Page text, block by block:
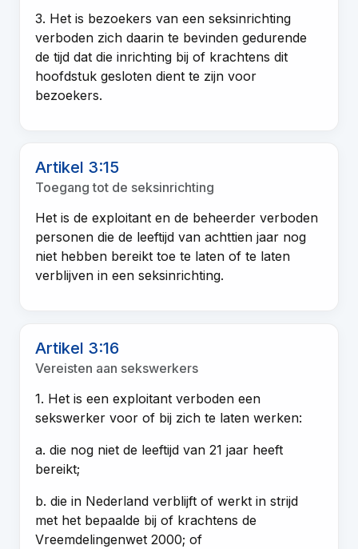
3. Het is bezoekers van een seksinrichting
verboden zich daarin te bevinden gedurende
de tijd dat die inrichting bij of krachtens dit
hoofdstuk gesloten dient te zijn voor
bezoekers.
Artikel 3:15
Toegang tot de seksinrichting
Het is de exploitant en de beheerder verboden
personen die de leeftijd van achttien jaar nog
niet hebben bereikt toe te laten of te laten
verblijven in een seksinrichting.
Artikel 3:16
Vereisten aan sekswerkers
1. Het is een exploitant verboden een
sekswerker voor of bij zich te laten werken:
a. die nog niet de leeftijd van 21 jaar heeft
bereikt;
b. die in Nederland verblijft of werkt in strijd
met het bepaalde bij of krachtens de
Vreemdelingenwet 2000; of